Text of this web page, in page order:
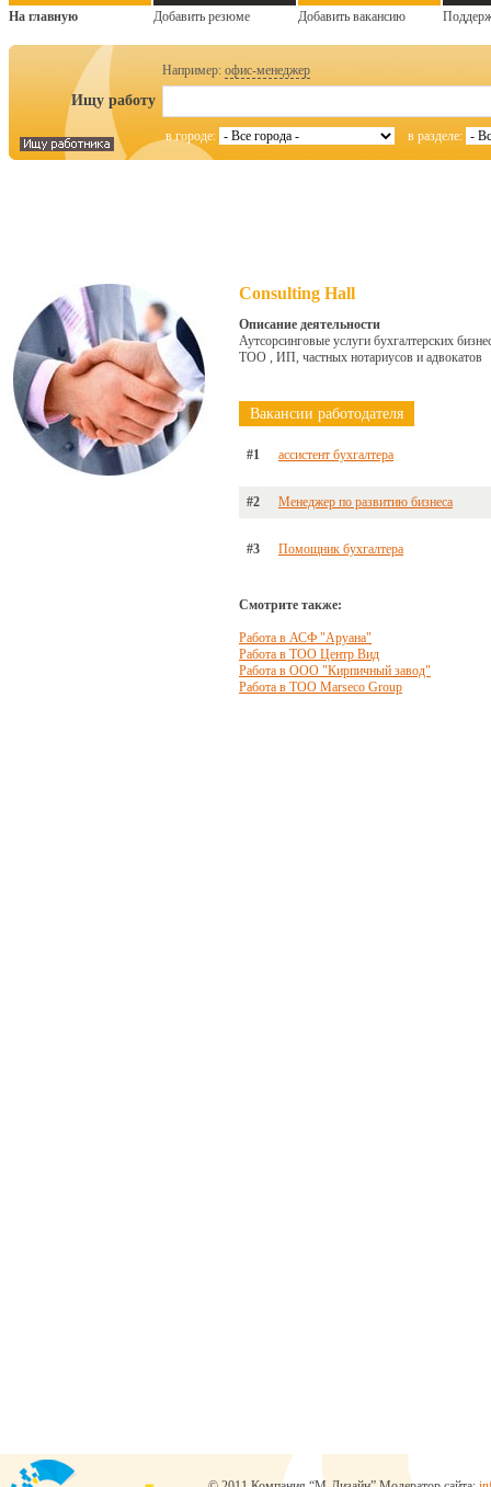
На главную Добавить резюме Добавить вакансию
Например: офис-менеджер
Ищу работу
в городе: в разделе:
Consulting Hall
Описание деятельности
Аутсорсинговые услуги бухгалтерских
ТОО , ИП, частных нотариусов и адвокатов
Вакансии работодателя
#1 ассистент бухгалтера
#2 Менеджер по развитию бизнеса
#3 Помощник бухгалтера
Смотрите также:
Работа в АСФ "Аруана"
Работа в ТОО Центр Вид
Работа в ООО "Кирпичный завод"
Работа в ТОО Marseco Group